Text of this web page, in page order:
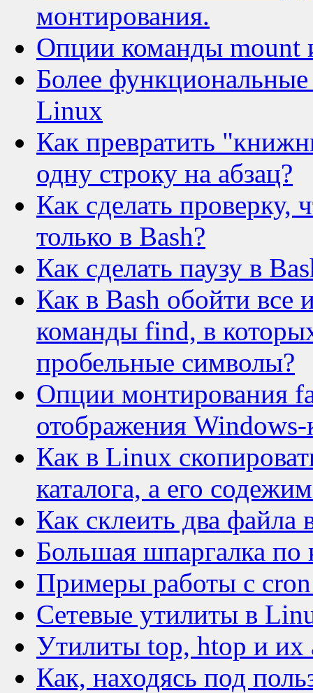
монтирования.
Опции команды mount
Более
Linux
Как превратить
одну строку на абзац?
Как сделать проверку,
только в Bash?
Как сделать паузу в
Как в Bash обойти все
команды find, в
пробельные символы?
Опции монтирования
отображения
Как в Linux
каталога, а его
Как склеить два файла
Большая шпаргалка по
Примеры работы с
Сетевые утилиты в
Утилиты top, htop и их
Как, находясь под